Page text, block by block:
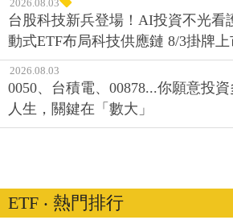
2026.08.03
台股科技新兵登場！AI投資不光看
動式ETF布局科技供應鏈 8/3掛牌上
2026.08.03
0050、台積電、00878...你願意投
人生，關鍵在「數大」
ETF ‧ 熱門排行